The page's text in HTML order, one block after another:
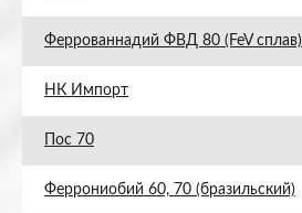
Феррованнадий ФВД 80 (FeV сплав)
НК Импорт
Пос 70
Феррониобий 60, 70 (бразильский)